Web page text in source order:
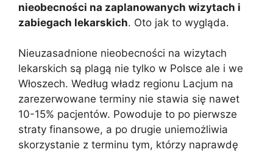
nieobecności na zaplanowanych wizytach i
zabiegach lekarskich. Oto jak to wygląda.
Nieuzasadnione nieobecności na wizytach
lekarskich są plagą nie tylko w Polsce ale i we
Włoszech. Według władz regionu Lacjum na
zarezerwowane terminy nie stawia się nawet
10-15% pacjentów. Powoduje to po pierwsze
straty finansowe, a po drugie uniemożliwia
skorzystanie z terminu tym, którzy naprawdę